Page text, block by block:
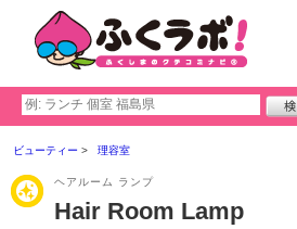
ビューティー 理容室
ヘアルーム ランプ
Hair Room Lamp